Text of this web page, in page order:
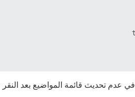
تحديث قائمة المواضيع بعد النقر